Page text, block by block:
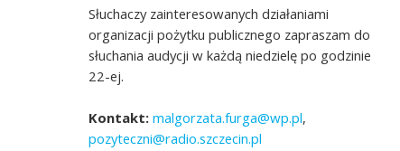
Słuchaczy zainteresowanych działaniami
organizacji pożytku publicznego zapraszam do
słuchania audycji w każdą niedzielę po godzinie
22-ej.
Kontakt: malgorzata.furga@wp.pl,
pozyteczni@radio.szczecin.pl